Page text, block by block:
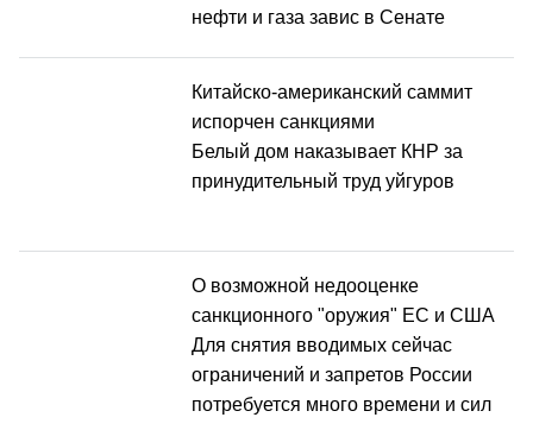
нефти и газа завис в Сенате
Китайско-американский саммит
испорчен санкциями
Белый дом наказывает КНР за
принудительный труд уйгуров
О возможной недооценке
санкционного "оружия" ЕС и США
Для снятия вводимых сейчас
ограничений и запретов России
потребуется много времени и сил